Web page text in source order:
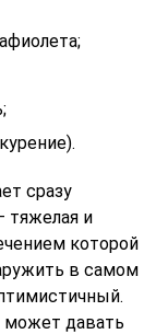
сразу
тяжелая и
которой
в самом
может давать